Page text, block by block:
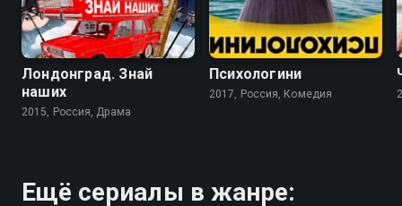
8.0 6.2
Лондонград. Знай
наших
2015, Россия, Драма
7.9
Психологини
2017, Россия, Комедия
Ещё сериалы в жанре: